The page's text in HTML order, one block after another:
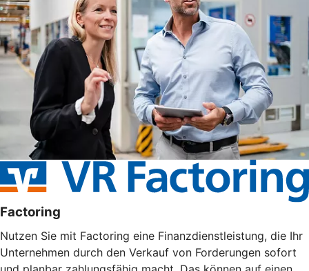
Factoring
Nutzen Sie mit Factoring eine Finanzdienstleistung, die Ihr
Unternehmen durch den Verkauf von Forderungen sofort